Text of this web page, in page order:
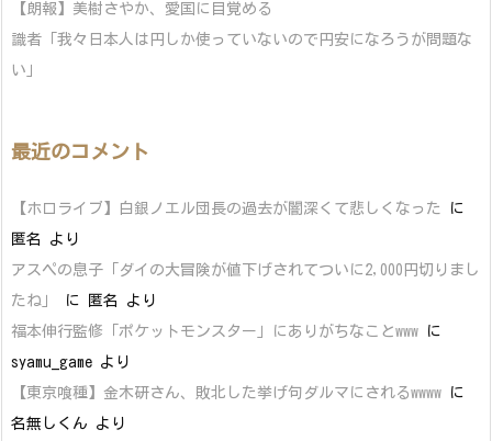
【朗報】美樹さやか、愛国に目覚める
識者「我々日本人は円しか使っていないので円安になろうが問題な
い」
最近のコメント
【ホロライブ】白銀ノエル団長の過去が闇深くて悲しくなった
に
匿名
より
アスペの息子「ダイの大冒険が値下げされてついに2,000円切りまし
たね」
に 匿名
より
福本伸行監修「ポケットモンスター」にありがちなことwww に
syamu_game より
【東京喰種】金木研さん、敗北した挙げ句ダルマにされるwwww に
名無しくん より